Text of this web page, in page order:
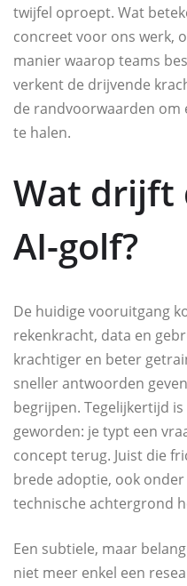
twijfel oproept. Wat
concreet voor ons werk,
manier waarop teams
verkent de drijvende
de randvoorwaarden
te halen.
Wat drijft
AI-golf?
De huidige vooruitgang
rekenkracht, data en
krachtiger en beter
sneller antwoorden
begrijpen. Tegelijkertijd
geworden: je typt een
concept terug. Juist die
brede adoptie, ook
technische achtergrond
Een subtiele, maar
niet meer enkel een